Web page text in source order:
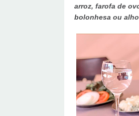
arroz, farofa de
bolonhesa ou